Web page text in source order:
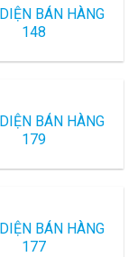
BÁN HÀNG
148
BÁN HÀNG
179
BÁN HÀNG
177